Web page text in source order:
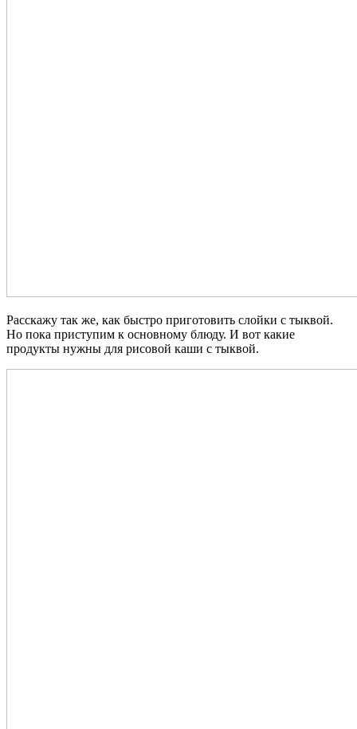
Расскажу так же, как быстро приготовить слойки с тыквой.
Но пока приступим к основному блюду. И вот какие
продукты нужны для рисовой каши с тыквой.